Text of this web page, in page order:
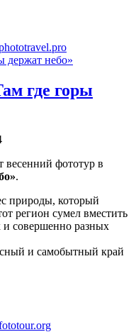
где горы
весенний фототур в
.
природы, который
регион сумел вместить
и совершенно разных
и самобытный край